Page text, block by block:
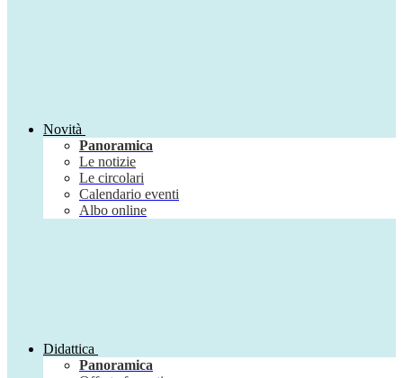
Novità
Panoramica
Le notizie
Le circolari
Calendario eventi
Albo online
Didattica
Panoramica